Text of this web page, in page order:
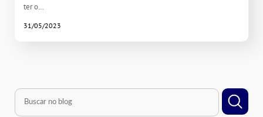
ter o…
31/05/2023